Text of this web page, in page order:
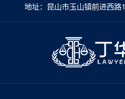
地址：昆山市玉山镇前进西